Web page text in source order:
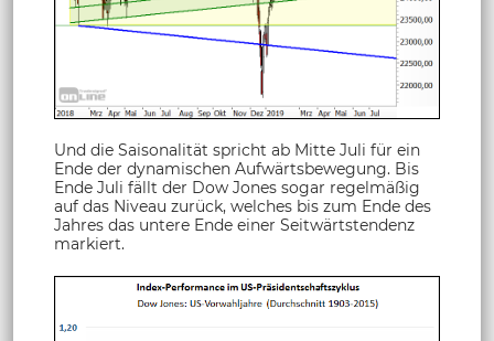
Und die Saisonalität spricht ab Mitte Juli für ein
Ende der dynamischen Aufwärtsbewegung. Bis
Ende Juli fällt der Dow Jones sogar regelmäßig
auf das Niveau zurück, welches bis zum Ende des
Jahres das untere Ende einer Seitwärtstendenz
markiert.